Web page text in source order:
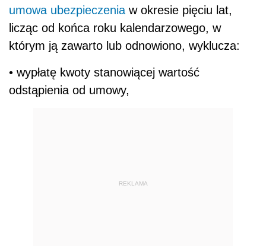
umowa ubezpieczenia w okresie pięciu lat,
licząc od końca roku kalendarzowego, w
którym ją zawarto lub odnowiono, wyklucza:
• wypłatę kwoty stanowiącej wartość
odstąpienia od umowy,
REKLAMA